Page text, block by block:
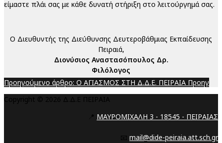
είμαστε πλάι σας με κάθε δυνατή στήριξη στο λειτούργημά σας.
Ο Διευθυντής της Διεύθυνσης Δευτεροβάθμιας Εκπαίδευσης
Πειραιά,
Διονύσιος Αναστασόπουλος Δρ.
Φιλόλογος
Προηγούμενο άρθρο: Ο ΑΓΙΑΣΜΟΣ ΣΤΗ Δ.Δ.Ε. ΠΕΙΡΑΙΑ Προηγ
Copyright © 2026 Δ.Δ.Ε ΠΕΙΡΑΙΑ
📍 ΜΑΥΡΟΜΙΧΑΛΗ 3 - 18545 - ΠΕΙΡΑΙΑΣ
📧 mail@dide-peiraia.att.sch.gr